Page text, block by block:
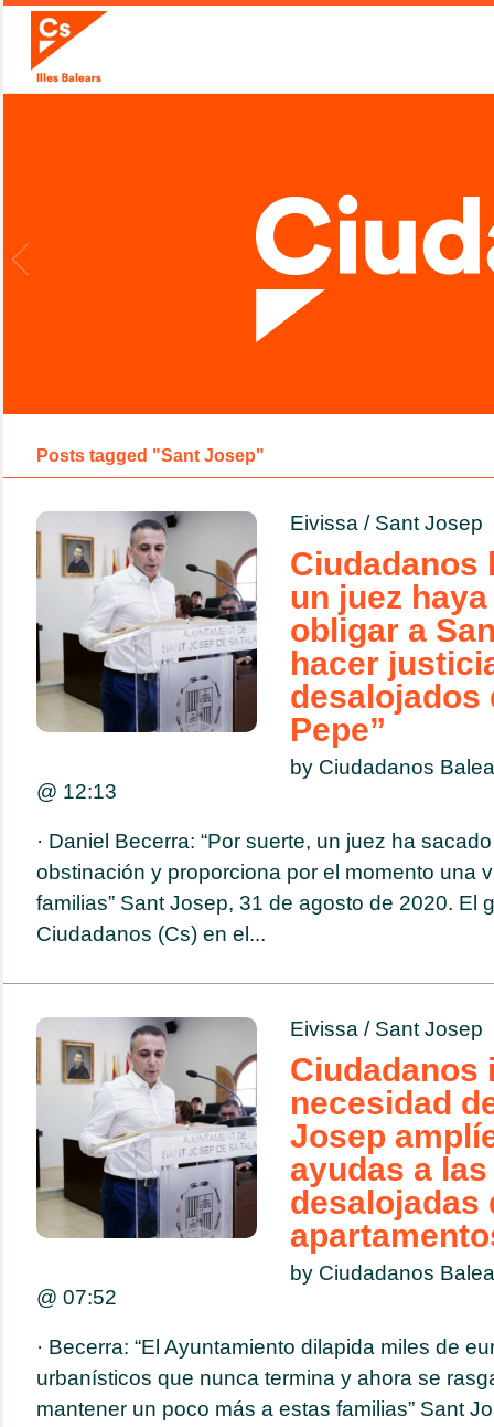
Posts tagged "Sant Josep"
Eivissa / Sant Josep
Ciudadanos
un juez
obligar a
hacer
desalojados
Pepe”
by Ciudadanos
@ 12:13
· Daniel Becerra: “Por suerte, un juez ha sacado
obstinación y proporciona por el momento una
familias” Sant Josep, 31 de agosto de 2020. El
Ciudadanos (Cs) en el...
Eivissa / Sant Josep
Ciudadanos
necesidad
Josep
ayudas a
desalojadas
by Ciudadanos
@ 07:52
· Becerra: “El Ayuntamiento dilapida miles de
urbanísticos que nunca termina y ahora se
mantener un poco más a estas familias” Sant